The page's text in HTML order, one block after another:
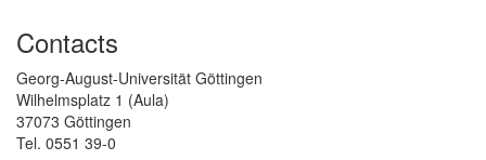
Contacts
Georg-August-Universität Göttingen
Wilhelmsplatz 1 (Aula)
37073 Göttingen
Tel. 0551 39-0